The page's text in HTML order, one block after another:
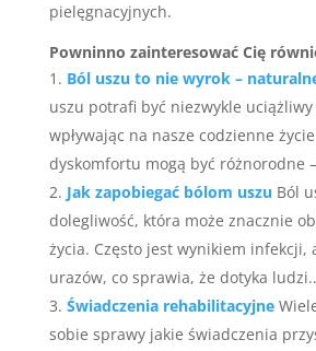
pielęgnacyjnych.
Powninno zainteresować Cię
Ból uszu to nie wyrok –
uszu potrafi być niezwykle
wpływając na nasze codzienne
dyskomfortu mogą być różnorodne
Jak zapobiegać bólom uszu Ból
dolegliwość, która może znacznie
życia. Często jest wynikiem infekcji,
urazów, co sprawia, że dotyka
Świadczenia rehabilitacyjne
sobie sprawy jakie świadczenia